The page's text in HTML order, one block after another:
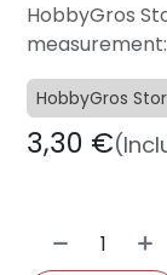
HobbyGros
measurement:
HobbyGros
3,30 €